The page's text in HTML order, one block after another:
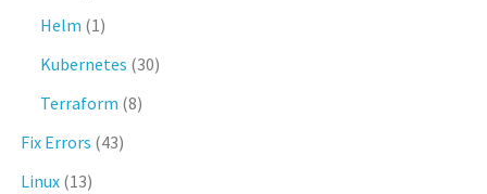
Helm (1)
Kubernetes (30)
Terraform (8)
Fix Errors (43)
Linux (13)